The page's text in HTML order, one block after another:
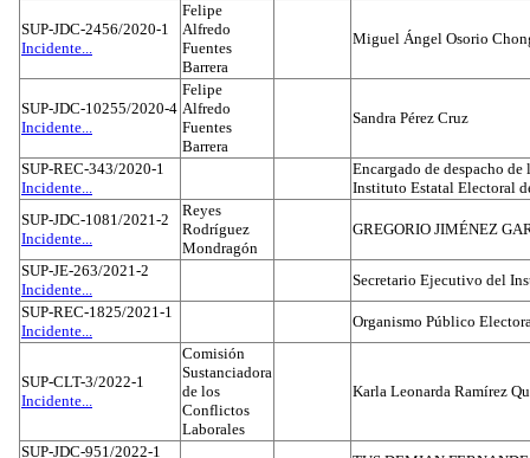
SUP-JDC-2456/2020-1
Incidente...
Felipe
Alfredo
Fuentes
Barrera
Miguel Ángel Osorio
SUP-JDC-10255/2020-4
Incidente...
Felipe
Alfredo
Fuentes
Barrera
Sandra Pérez Cruz
SUP-REC-343/2020-1
Incidente...
Encargado de despacho
Instituto Estatal Electoral
SUP-JDC-1081/2021-2
Incidente...
Reyes
Rodríguez
Mondragón
GREGORIO JIMÉNEZ
SUP-JE-263/2021-2
Incidente...
Secretario Ejecutivo del
SUP-REC-1825/2021-1
Incidente...
Organismo Público
SUP-CLT-3/2022-1
Incidente...
Comisión
Sustanciadora
de los
Conflictos
Laborales
Karla Leonarda Ramírez
SUP-JDC-951/2022-1